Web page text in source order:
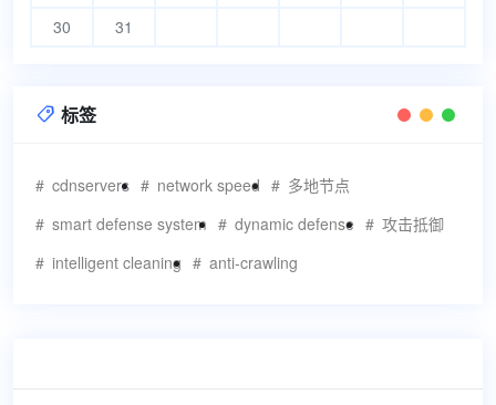
30
31
 标签
cdnservers network speed
多地节点
smart defense system
dynamic defense
攻击抵御
intelligent cleaning
anti-crawling